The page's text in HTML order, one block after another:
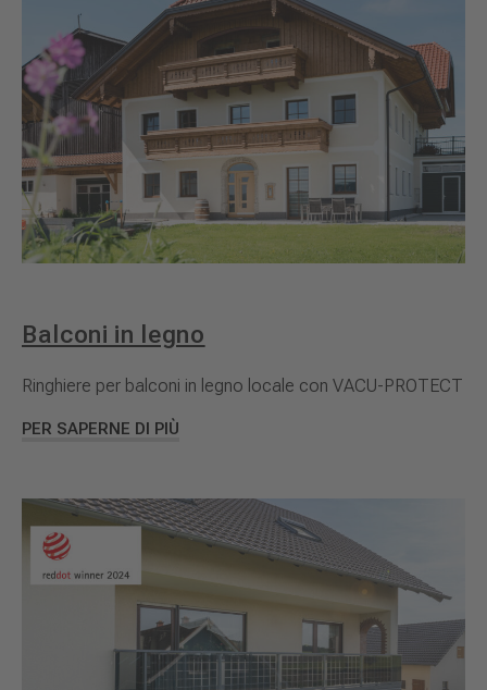
Balconi in legno
Ringhiere per balconi in legno locale con VACU-PROTECT
PER SAPERNE DI PIÙ